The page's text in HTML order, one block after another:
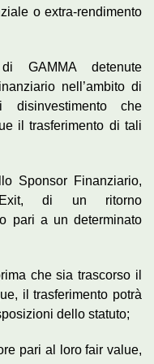
o extra-rendimento
detenute
nell’ambito di
che
il trasferimento di tali
Sponsor Finanziario,
Exit, di un ritorno
pari a un determinato
che sia trascorso il
il trasferimento potrà
dello statuto;
pari al loro fair value,